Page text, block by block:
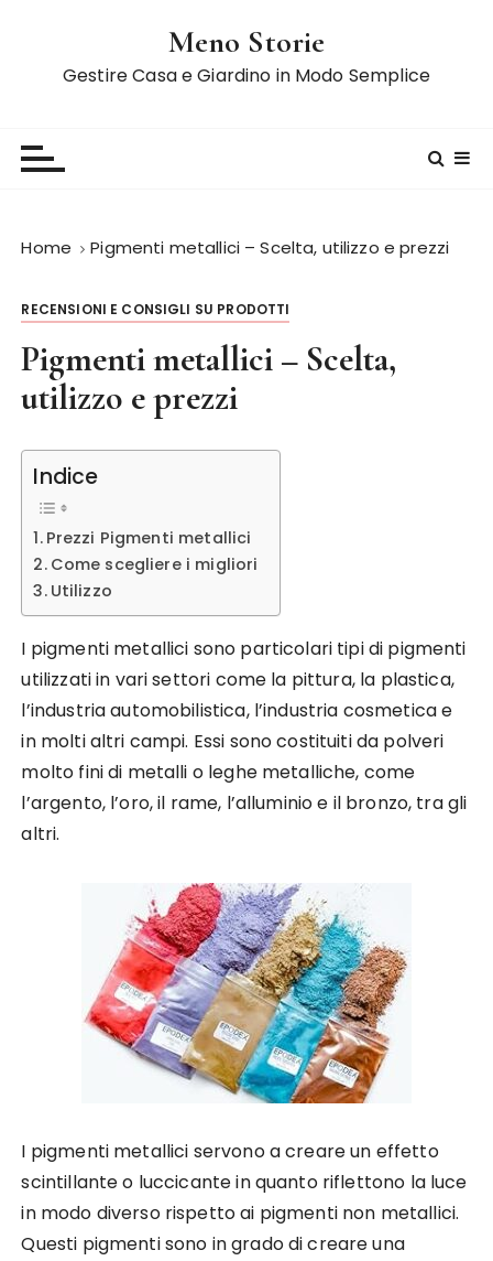
Meno Storie
Gestire Casa e Giardino in Modo Semplice
Home Pigmenti metallici – Scelta, utilizzo e prezzi
RECENSIONI E CONSIGLI SU PRODOTTI
Pigmenti metallici – Scelta,
utilizzo e prezzi
Indice
Prezzi Pigmenti metallici
Come scegliere i migliori
Utilizzo
I pigmenti metallici sono particolari tipi di pigmenti
utilizzati in vari settori come la pittura, la plastica,
l’industria automobilistica, l’industria cosmetica e
in molti altri campi. Essi sono costituiti da polveri
molto fini di metalli o leghe metalliche, come
l’argento, l’oro, il rame, l’alluminio e il bronzo, tra gli
altri.
I pigmenti metallici servono a creare un effetto
scintillante o luccicante in quanto riflettono la luce
in modo diverso rispetto ai pigmenti non metallici.
Questi pigmenti sono in grado di creare una